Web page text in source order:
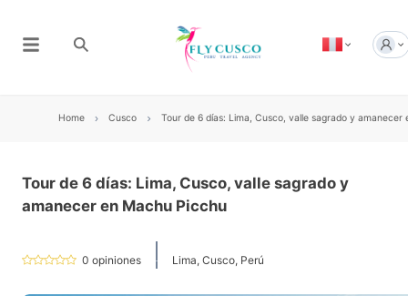
Home Cusco Tour de 6 días: Lima, Cusco, valle sagrado y amanecer
Tour de 6 días: Lima, Cusco, valle sagrado y
amanecer en Machu Picchu
0 opiniones Lima, Cusco, Perú